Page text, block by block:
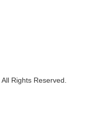
All Rights Reserved.